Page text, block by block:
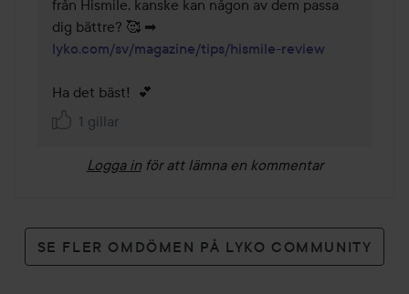
från Hismile, kanske kan någon av dem passa
lyko.com/sv/magazine/tips/hismile-review
Ha det bäst!  💕
1 gillar
Logga in för att lämna en kommentar
SE FLER OMDÖMEN PÅ LYKO COMMUNITY